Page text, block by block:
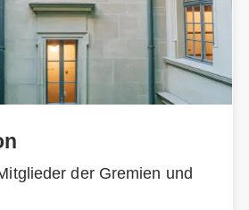
der Gremien und